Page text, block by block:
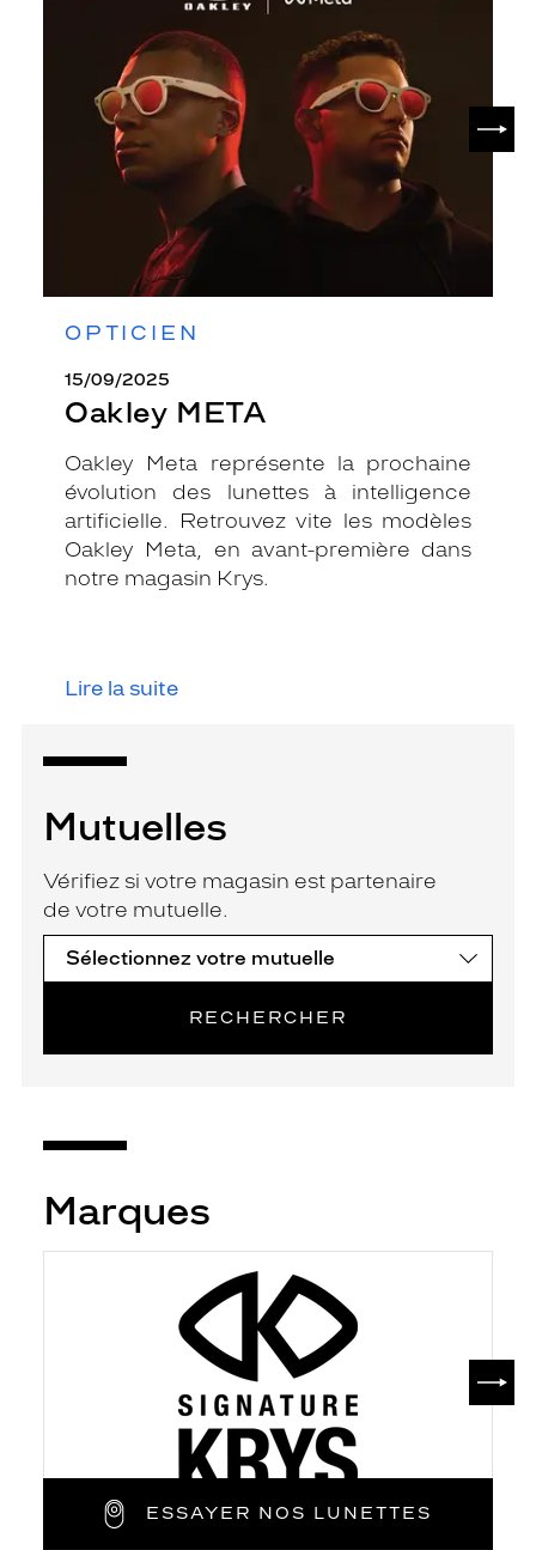
OPTICIEN
15/09/2025
Oakley META
Oakley Meta représente la prochaine
évolution des lunettes à intelligence
artificielle. Retrouvez vite les modèles
Oakley Meta, en avant-première dans
notre magasin Krys.
Lire la suite
Mutuelles
Vérifiez si votre magasin est partenaire
de votre mutuelle.
RECHERCHER
Marques
ESSAYER NOS LUNETTES